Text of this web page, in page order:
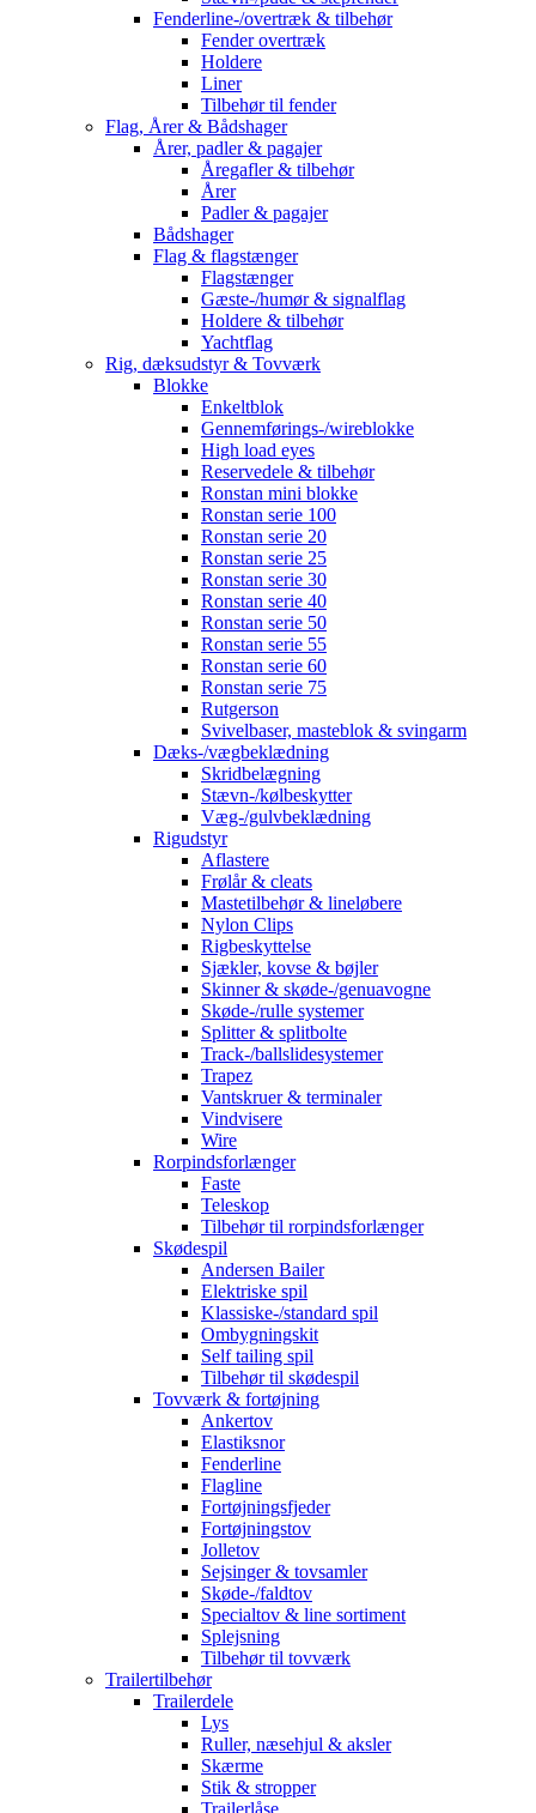
Fenderline-/overtræk & tilbehør
Fender overtræk
Holdere
Liner
Tilbehør til fender
Flag, Årer & Bådshager
Årer, padler & pagajer
Åregafler & tilbehør
Årer
Padler & pagajer
Bådshager
Flag & flagstænger
Flagstænger
Gæste-/humør & signalflag
Holdere & tilbehør
Yachtflag
Rig, dæksudstyr & Tovværk
Blokke
Enkeltblok
Gennemførings-/wireblokke
High load eyes
Reservedele & tilbehør
Ronstan mini blokke
Ronstan serie 100
Ronstan serie 20
Ronstan serie 25
Ronstan serie 30
Ronstan serie 40
Ronstan serie 50
Ronstan serie 55
Ronstan serie 60
Ronstan serie 75
Rutgerson
Svivelbaser, masteblok & svingarm
Dæks-/vægbeklædning
Skridbelægning
Stævn-/kølbeskytter
Væg-/gulvbeklædning
Rigudstyr
Aflastere
Frølår & cleats
Mastetilbehør & lineløbere
Nylon Clips
Rigbeskyttelse
Sjækler, kovse & bøjler
Skinner & skøde-/genuavogne
Skøde-/rulle systemer
Splitter & splitbolte
Track-/ballslidesystemer
Trapez
Vantskruer & terminaler
Vindvisere
Wire
Rorpindsforlænger
Faste
Teleskop
Tilbehør til rorpindsforlænger
Skødespil
Andersen Bailer
Elektriske spil
Klassiske-/standard spil
Ombygningskit
Self tailing spil
Tilbehør til skødespil
Tovværk & fortøjning
Ankertov
Elastiksnor
Fenderline
Flagline
Fortøjningsfjeder
Fortøjningstov
Jolletov
Sejsinger & tovsamler
Skøde-/faldtov
Specialtov & line sortiment
Splejsning
Tilbehør til tovværk
Trailertilbehør
Trailerdele
Lys
Ruller, næsehjul & aksler
Skærme
Stik & stropper